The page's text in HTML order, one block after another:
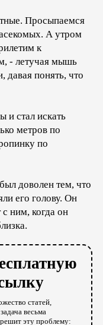
Просыпаемся
А утром
к
- летучая мышь
давая понять, что
и стал искать
метров по
по
доволен тем, что
его голову. Он
ним, когда он
статей,
весьма
эту проблему: